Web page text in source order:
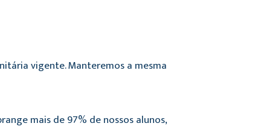
vigente. Manteremos a mesma
mais de 97% de nossos alunos,